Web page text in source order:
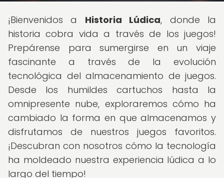
¡Bienvenidos a Historia Lúdica, donde la
historia cobra vida a través de los juegos!
Prepárense para sumergirse en un viaje
fascinante a través de la evolución
tecnológica del almacenamiento de juegos.
Desde los humildes cartuchos hasta la
omnipresente nube, exploraremos cómo ha
cambiado la forma en que almacenamos y
disfrutamos de nuestros juegos favoritos.
¡Descubran con nosotros cómo la tecnología
ha moldeado nuestra experiencia lúdica a lo
largo del tiempo!